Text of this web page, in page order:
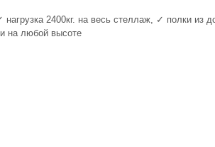
нагрузка 2400кг. на весь стеллаж, ✓ полки из
на любой высоте